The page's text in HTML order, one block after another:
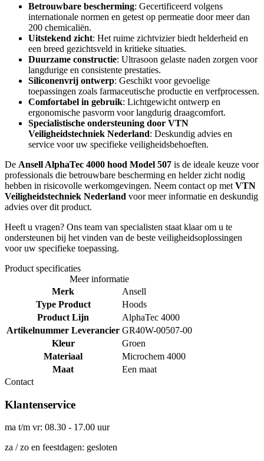
Betrouwbare bescherming: Gecertificeerd volgens
internationale normen en getest op permeatie door meer dan
200 chemicaliën.
Uitstekend zicht: Het ruime zichtvizier biedt helderheid en
een breed gezichtsveld in kritieke situaties.
Duurzame constructie: Ultrasoon gelaste naden zorgen voor
langdurige en consistente prestaties.
Siliconenvrij ontwerp: Geschikt voor gevoelige
toepassingen zoals farmaceutische productie en verfprocessen.
Comfortabel in gebruik: Lichtgewicht ontwerp en
ergonomische pasvorm voor langdurig draagcomfort.
Specialistische ondersteuning door VTN
Veiligheidstechniek Nederland: Deskundig advies en
service voor uw specifieke veiligheidsbehoeften.
De Ansell AlphaTec 4000 hood Model 507 is de ideale keuze voor
professionals die betrouwbare bescherming en helder zicht nodig
hebben in risicovolle werkomgevingen. Neem contact op met VTN
Veiligheidstechniek Nederland voor meer informatie en deskundig
advies over dit product.
Heeft u vragen? Ons team van specialisten staat klaar om u te
ondersteunen bij het vinden van de beste veiligheidsoplossingen
voor uw specifieke toepassing.
Product specificaties
Meer informatie
Merk
Ansell
Type Product
Hoods
Product Lijn
AlphaTec 4000
Artikelnummer Leverancier GR40W-00507-00
Kleur
Groen
Materiaal
Microchem 4000
Maat
Een maat
Contact
Klantenservice
ma t/m vr: 08.30 - 17.00 uur
za / zo en feestdagen: gesloten